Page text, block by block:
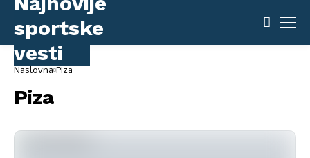
Naslovna Piza
Piza